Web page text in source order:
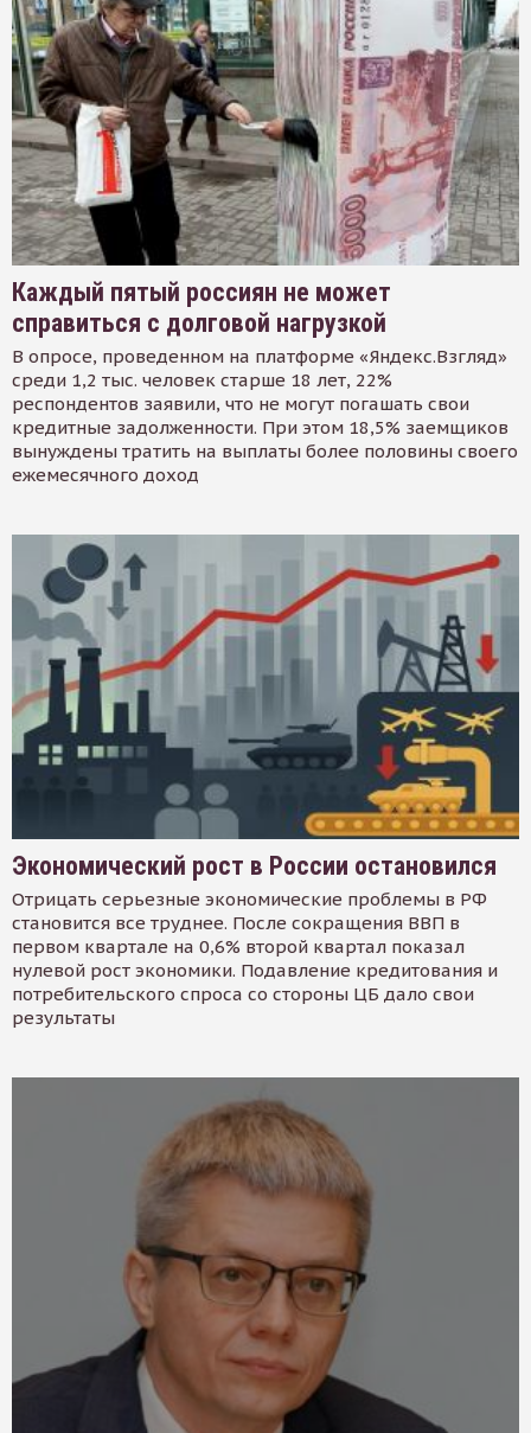
Каждый пятый россиян не может
справиться с долговой нагрузкой
В опросе, проведенном на платформе «Яндекс.Взгляд»
среди 1,2 тыс. человек старше 18 лет, 22%
респондентов заявили, что не могут погашать свои
кредитные задолженности. При этом 18,5% заемщиков
вынуждены тратить на выплаты более половины своего
ежемесячного доход
Экономический рост в России остановился
Отрицать серьезные экономические проблемы в РФ
становится все труднее. После сокращения ВВП в
первом квартале на 0,6% второй квартал показал
нулевой рост экономики. Подавление кредитования и
потребительского спроса со стороны ЦБ дало свои
результаты